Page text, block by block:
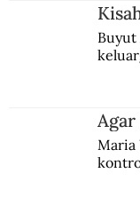
Buyut
Maria